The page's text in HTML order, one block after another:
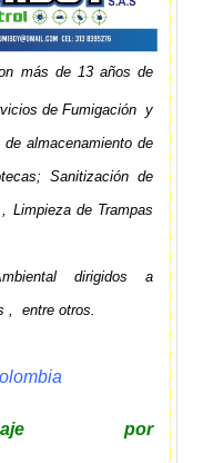
más de 13 años de
de Fumigación y
almacenamiento de
Sanitización de
Limpieza de Trampas
dirigidos a
, entre otros.
por